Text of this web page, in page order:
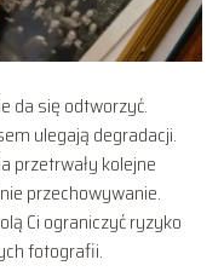
da się odtworzyć.
ulegają degradacji.
przetrwały kolejne
przechowywanie.
Ci ograniczyć ryzyko
fotografii.